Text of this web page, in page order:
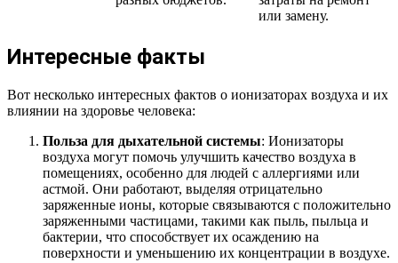
или замену.
Интересные факты
Вот несколько интересных фактов о ионизаторах воздуха и их
влиянии на здоровье человека:
Польза для дыхательной системы: Ионизаторы
воздуха могут помочь улучшить качество воздуха в
помещениях, особенно для людей с аллергиями или
астмой. Они работают, выделяя отрицательно
заряженные ионы, которые связываются с положительно
заряженными частицами, такими как пыль, пыльца и
бактерии, что способствует их осаждению на
поверхности и уменьшению их концентрации в воздухе.